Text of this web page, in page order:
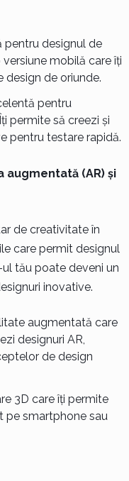
pentru designul de
mobilă care îți
design de oriunde.
pentru
permite să creezi și
pentru testare rapidă.
(AR) și
de creativitate în
care permit designul
tău poate deveni un
inovative.
augmentată care
designuri AR,
de design
3D care îți permite
pe smartphone sau